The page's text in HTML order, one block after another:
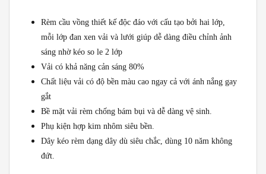
Rèm cầu vồng thiết kế độc đáo với cấu tạo bởi hai lớp,
mỗi lớp đan xen vải và lưới giúp dễ dàng điều chỉnh ảnh
sáng nhờ kéo so le 2 lớp
Vải có khả năng cản sáng 80%
Chất liệu vải có độ bền màu cao ngay cả với ánh nắng gay
gắt
Bề mặt vải rèm chống bám bụi và dễ dàng vệ sinh.
Phụ kiện hợp kim nhôm siêu bền.
Dây kéo rèm dạng dây dù siêu chắc, dùng 10 năm không
đứt.